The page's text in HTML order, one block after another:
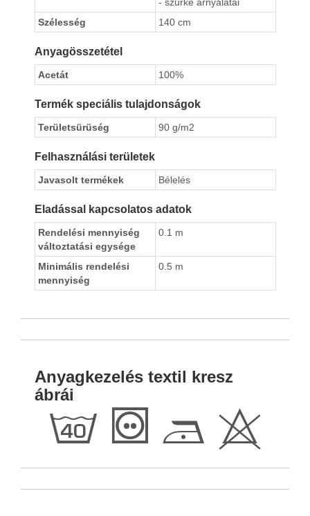
- szürke árnyalatai
Szélesség
140 cm
Anyagösszetétel
Acetát 100%
Termék speciális tulajdonságok
Területsürüség 90 g/m2
Felhasználási területek
Javasolt termékek Bélelés
Eladással kapcsolatos adatok
Rendelési mennyiség
változtatási egysége
0.1 m
Minimális rendelési
mennyiség
0.5 m
Anyagkezelés textil kresz
ábrái
h T D H